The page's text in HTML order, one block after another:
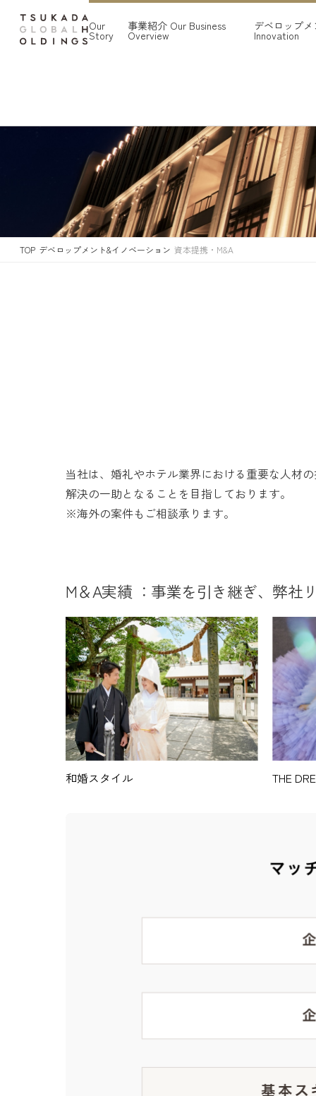
Our
Story
事業紹介 Our Business
Overview
デベロップ
Innovation
TOP デベロップメント&イノベーション 資本提携・M&A
当社は、婚礼やホテル業界における重要な人材
解決の一助となることを目指しております。
※海外の案件もご相談承ります。
M＆A実績 ：事業を引き継ぎ、弊社
和婚スタイル THE